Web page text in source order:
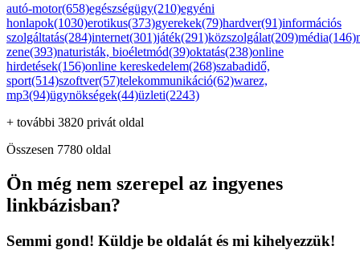
autó-motor(658)egészségügy(210)egyéni
honlapok(1030)erotikus(373)gyerekek(79)hardver(91)információs
szolgáltatás(284)internet(301)játék(291)közszolgálat(209)média(146)
zene(393)naturisták, bioéletmód(39)oktatás(238)online
hirdetések(156)online kereskedelem(268)szabadidő,
sport(514)szoftver(57)telekommunikáció(62)warez,
mp3(94)ügynökségek(44)üzleti(2243)
+ további 3820 privát oldal
Összesen 7780 oldal
Ön még nem szerepel az ingyenes
linkbázisban?
Semmi gond! Küldje be oldalát és mi kihelyezzük!